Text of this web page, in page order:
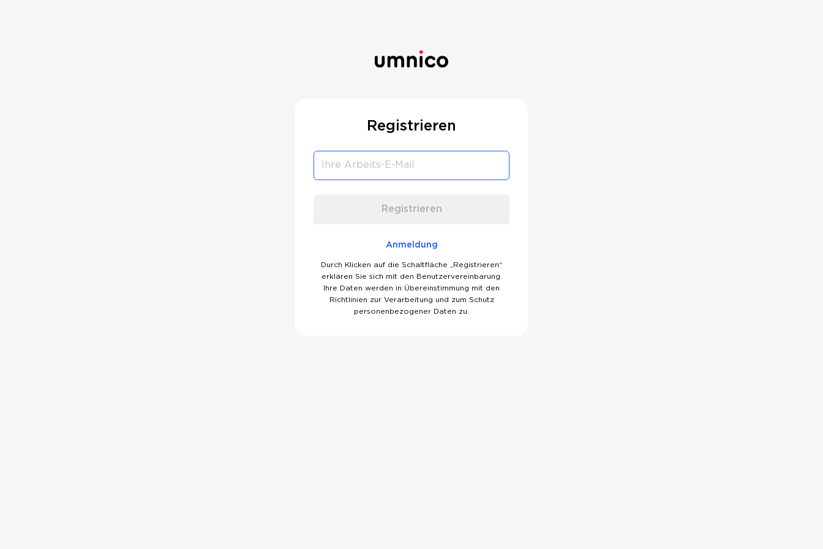
Registrieren
Registrieren
Anmeldung
Durch Klicken auf die Schaltfläche „Registrieren“
erklären Sie sich mit den
Benutzervereinbarung
Ihre Daten werden in Übereinstimmung mit den
Richtlinien zur Verarbeitung und zum Schutz
personenbezogener Daten zu